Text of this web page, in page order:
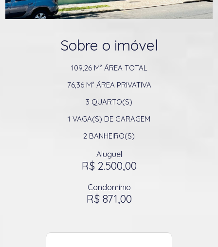
Sobre o imóvel
109,26 M² ÁREA TOTAL
76,36 M² ÁREA PRIVATIVA
3 QUARTO(S)
1 VAGA(S) DE GARAGEM
2 BANHEIRO(S)
Aluguel
R$ 2.500,00
Condomínio
R$ 871,00